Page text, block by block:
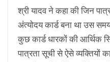
श्री यादव ने कहा की जिन
अंत्योदय कार्ड बना था उस
कुछ कार्ड धारकों की आर्थिक
पात्रता सूची से ऐसे व्यक्तियों